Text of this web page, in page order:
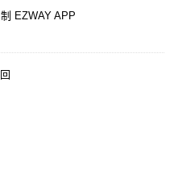
EZWAY APP